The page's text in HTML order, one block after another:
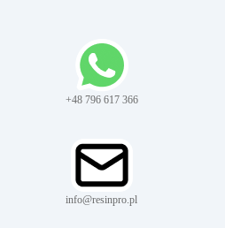
+48 796 617 366
info@resinpro.pl